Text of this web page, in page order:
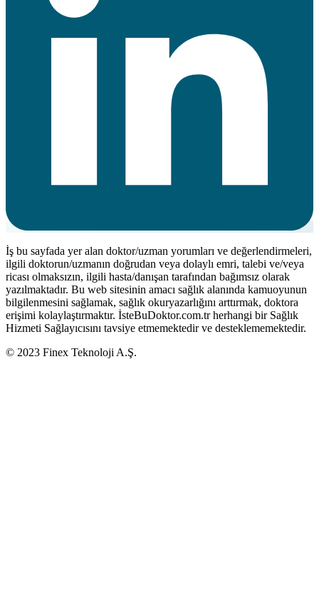
İş bu sayfada yer alan doktor/uzman yorumları ve değerlendirmeleri,
ilgili doktorun/uzmanın doğrudan veya dolaylı emri, talebi ve/veya
ricası olmaksızın, ilgili hasta/danışan tarafından bağımsız olarak
yazılmaktadır. Bu web sitesinin amacı sağlık alanında kamuoyunun
bilgilenmesini sağlamak, sağlık okuryazarlığını arttırmak, doktora
erişimi kolaylaştırmaktır. İsteBuDoktor.com.tr herhangi bir Sağlık
Hizmeti Sağlayıcısını tavsiye etmemektedir ve desteklememektedir.
© 2023 Finex Teknoloji A.Ş.